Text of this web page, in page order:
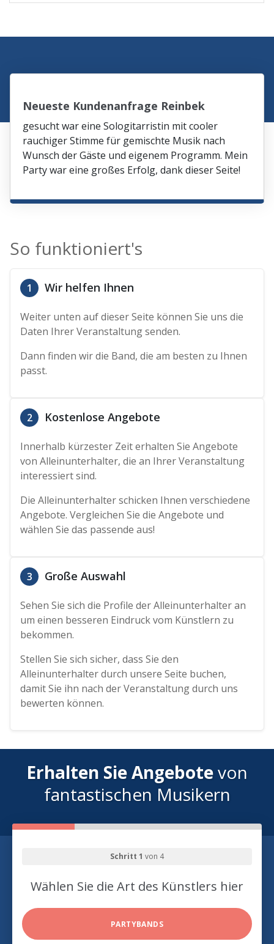
Neueste Kundenanfrage Reinbek
gesucht war eine Sologitarristin mit cooler
rauchiger Stimme für gemischte Musik nach
Wunsch der Gäste und eigenem Programm. Mein
Party war eine großes Erfolg, dank dieser Seite!
So funktioniert's
1 Wir helfen Ihnen
Weiter unten auf dieser Seite können Sie uns die
Daten Ihrer Veranstaltung senden.
Dann finden wir die Band, die am besten zu Ihnen
passt.
2 Kostenlose Angebote
Innerhalb kürzester Zeit erhalten Sie Angebote
von Alleinunterhalter, die an Ihrer Veranstaltung
interessiert sind.
Die Alleinunterhalter schicken Ihnen verschiedene
Angebote. Vergleichen Sie die Angebote und
wählen Sie das passende aus!
3 Große Auswahl
Sehen Sie sich die Profile der Alleinunterhalter an
um einen besseren Eindruck vom Künstlern zu
bekommen.
Stellen Sie sich sicher, dass Sie den
Alleinunterhalter durch unsere Seite buchen,
damit Sie ihn nach der Veranstaltung durch uns
bewerten können.
Erhalten Sie Angebotevon
fantastischen Musikern
Schritt 1 von 4
Wählen Sie die Art des Künstlers hier
PARTYBANDS